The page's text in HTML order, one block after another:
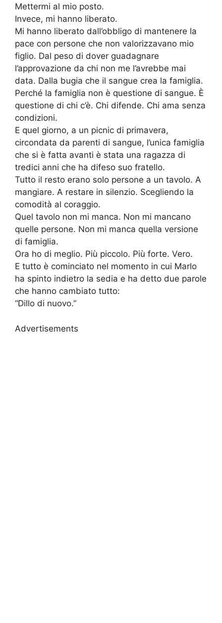
Mettermi al mio posto.
Invece, mi hanno liberato.
Mi hanno liberato dall’obbligo di mantenere la
pace con persone che non valorizzavano mio
figlio. Dal peso di dover guadagnare
l’approvazione da chi non me l’avrebbe mai
data. Dalla bugia che il sangue crea la famiglia.
Perché la famiglia non è questione di sangue. È
questione di chi c’è. Chi difende. Chi ama senza
condizioni.
E quel giorno, a un picnic di primavera,
circondata da parenti di sangue, l’unica famiglia
che si è fatta avanti è stata una ragazza di
tredici anni che ha difeso suo fratello.
Tutto il resto erano solo persone a un tavolo. A
mangiare. A restare in silenzio. Scegliendo la
comodità al coraggio.
Quel tavolo non mi manca. Non mi mancano
quelle persone. Non mi manca quella versione
di famiglia.
Ora ho di meglio. Più piccolo. Più forte. Vero.
E tutto è cominciato nel momento in cui Marlo
ha spinto indietro la sedia e ha detto due parole
che hanno cambiato tutto:
“Dillo di nuovo.”
Advertisements